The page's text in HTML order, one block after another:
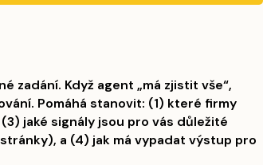
zadání. Když agent „má zjistit vše“,
Pomáhá stanovit: (1) které firmy
jaké signály jsou pro vás důležité
a (4) jak má vypadat výstup pro